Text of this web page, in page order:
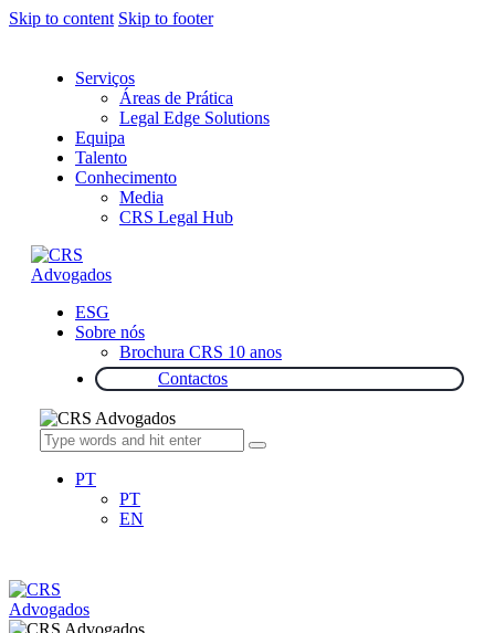
Skip to content Skip to footer
Serviços
Áreas de Prática
Legal Edge Solutions
Equipa
Talento
Conhecimento
Media
CRS Legal Hub
ESG
Sobre nós
Brochura CRS 10 anos
Contactos
PT
PT
EN